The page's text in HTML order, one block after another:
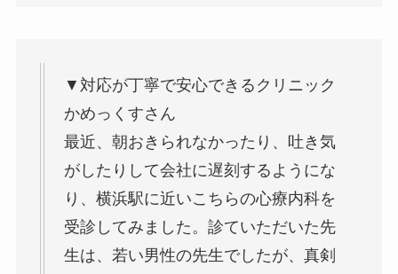
▼対応が丁寧で安心できるクリニック
かめっくすさん
最近、朝おきられなかったり、吐き気
がしたりして会社に遅刻するようにな
り、横浜駅に近いこちらの心療内科を
受診してみました。診ていただいた先
生は、若い男性の先生でしたが、真剣